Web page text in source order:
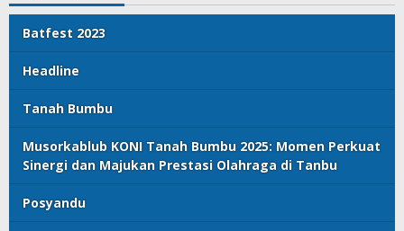
Batfest 2023
Headline
Tanah Bumbu
Musorkablub KONI Tanah Bumbu 2025: Momen Perkuat
Sinergi dan Majukan Prestasi Olahraga di Tanbu
Posyandu